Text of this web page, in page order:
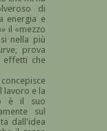
di
energia e
il «mezzo
nella più
prova
effetti che
lavoro e la
è il suo
sul
dall'idea